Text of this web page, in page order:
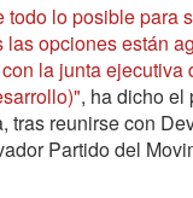
todo lo posible para
opciones están
la junta ejecutiva
, ha dicho el
tras reunirse con
Partido del